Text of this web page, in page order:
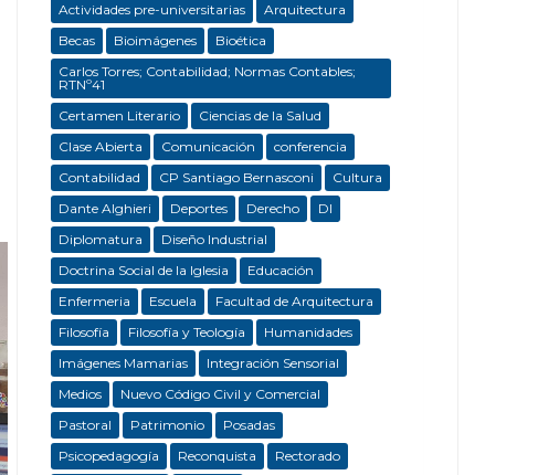
Actividades pre-universitarias
Arquitectura
Becas
Bioimágenes
Bioética
Carlos Torres; Contabilidad; Normas Contables;
RTNº41
Certamen Literario
Ciencias de la Salud
Clase Abierta
Comunicación
conferencia
Contabilidad
CP Santiago Bernasconi
Cultura
Dante Alghieri
Deportes Derecho
DI
Diplomatura
Diseño Industrial
Doctrina Social de la Iglesia
Educación
Enfermeria
Escuela
Facultad de Arquitectura
Filosofía
Filosofía y Teología
Humanidades
Imágenes Mamarias
Integración Sensorial
Medios
Nuevo Código Civil y Comercial
Pastoral
Patrimonio
Posadas
Psicopedagogía
Reconquista
Rectorado